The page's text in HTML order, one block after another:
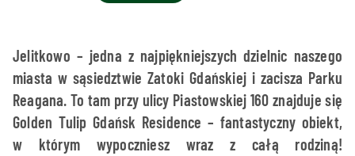
Jelitkowo – jedna z najpiękniejszych dzielnic naszego
miasta w sąsiedztwie Zatoki Gdańskiej i zacisza Parku
Reagana. To tam przy ulicy Piastowskiej 160 znajduje się
Golden Tulip Gdańsk Residence – fantastyczny obiekt,
w którym wypoczniesz wraz z całą rodziną!